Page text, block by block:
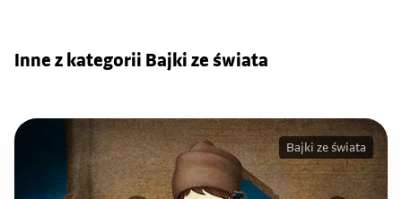
Inne z kategorii Bajki ze świata
Bajki ze świata